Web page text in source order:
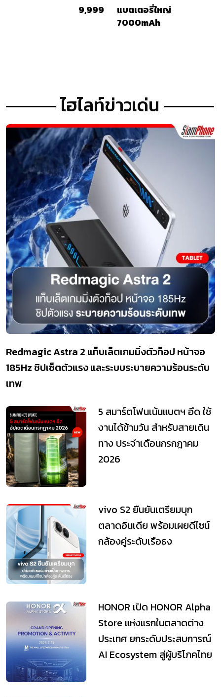
9,999
แบตเตอรี่ใหญ่
7000mAh
ไฮไลท์ข่าวเด่น
Redmagic Astra 2 แท็บเล็ตเกมมิ่งตัวท็อป หน้าจอ
185Hz ชิปเซ็ตตัวแรง และระบบระบายความร้อนระดับ
เทพ
5 สมาร์ตโฟนเน้นแบตฯ อึด ใช้
งานได้ข้ามวัน สำหรับสายเดิน
ทาง ประจำเดือนกรกฎาคม
2026
vivo S2 ยืนยันเตรียมบุก
ตลาดอินเดีย พร้อมเผยดีไซน์
กล้องคู่ระดับเรือธง
HONOR เปิด HONOR Alpha
Store แห่งแรกในตลาดต่าง
ประเทศ ยกระดับประสบการณ์
AI Ecosystem สู่ผู้บริโภคไทย